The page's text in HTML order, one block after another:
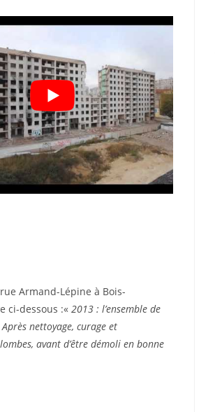
Armand-Lépine à Bois-
ci-dessous :« 2013 : l’ensemble de
nettoyage, curage et
avant d’être démoli en bonne